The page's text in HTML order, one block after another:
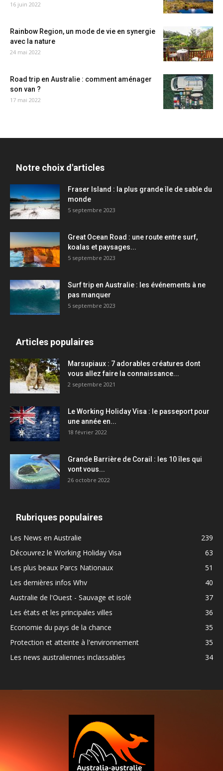
16 juin 2022
Rainbow Region, un mode de vie en synergie
avec la nature
24 mai 2022
Road trip en Australie : comment aménager
son van ?
17 mai 2022
Notre choix d'articles
Fraser Island : la plus grande île de sable du
monde
5 septembre 2023
Great Ocean Road : une route entre surf,
koalas et paysages...
5 septembre 2023
Surf trip en Australie : les événements à ne
pas manquer
5 septembre 2023
Articles populaires
Marsupiaux : 7 adorables créatures dont
vous allez faire la connaissance...
2 septembre 2021
Le Working Holiday Visa : le passeport pour
une année en...
18 février 2022
Grande Barrière de Corail : les 10 îles qui
vont vous...
26 octobre 2022
Rubriques populaires
Les News en Australie
239
Découvrez le Working Holiday Visa
63
Les plus beaux Parcs Nationaux
51
Les dernières infos Whv
40
Australie de l'Ouest - Sauvage et isolé
37
Les états et les principales villes
36
Economie du pays de la chance
35
Protection et atteinte à l'environnement
35
Les news australiennes inclassables
34